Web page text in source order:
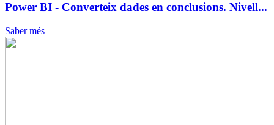
Power BI - Converteix dades en conclusions. Nivell...
Saber més